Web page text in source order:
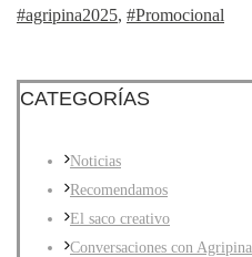
#agripina2025, #Promocional
CATEGORÍAS
Noticias
Recomendamos
El saco creativo
Conversaciones con Agripina